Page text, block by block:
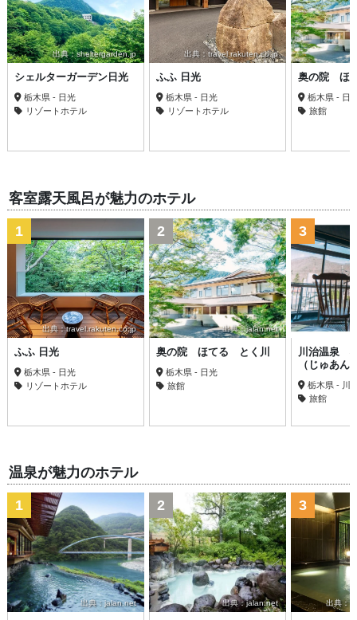
出典：sheltergarden.jp
シェルターガーデン日光
栃木県 - 日光
リゾートホテル
出典：travel.rakuten.co.jp
ふふ 日光
栃木県 - 日光
リゾートホテル
奥の院 ほ
栃木県 - 日
旅館
客室露天風呂が魅力のホテル
出典：travel.rakuten.co.jp
1
ふふ 日光
栃木県 - 日光
リゾートホテル
出典：jalan.net
2
奥の院 ほてる とく川
栃木県 - 日光
旅館
3
川治温泉
（じゅあん
栃木県 - 川
旅館
温泉が魅力のホテル
出典：jalan.net
1
出典：jalan.net
2
出典：
3